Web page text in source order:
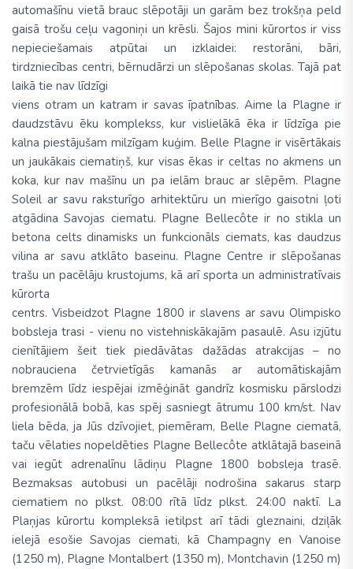
automašīnu vietā brauc slēpotāji un garām bez trokšņa peld
gaisā trošu ceļu vagoniņi un krēsli. Šajos mini kūrortos ir viss
nepieciešamais atpūtai un izklaidei: restorāni, bāri,
tirdzniecības centri, bērnudārzi un slēpošanas skolas. Tajā pat
laikā tie nav līdzīgi
viens otram un katram ir savas īpatnības. Aime la Plagne ir
daudzstāvu ēku komplekss, kur vislielākā ēka ir līdzīga pie
kalna piestājušam milzīgam kuģim. Belle Plagne ir visērtākais
un jaukākais ciematiņš, kur visas ēkas ir celtas no akmens un
koka, kur nav mašīnu un pa ielām brauc ar slēpēm. Plagne
Soleil ar savu raksturīgo arhitektūru un mierīgo gaisotni ļoti
atgādina Savojas ciematu. Plagne Bellecôte ir no stikla un
betona celts dinamisks un funkcionāls ciemats, kas daudzus
vilina ar savu atklāto baseinu. Plagne Centre ir slēpošanas
trašu un pacēlāju krustojums, kā arī sporta un administratīvais
kūrorta
centrs. Visbeidzot Plagne 1800 ir slavens ar savu Olimpisko
bobsleja trasi - vienu no vistehniskākajām pasaulē. Asu izjūtu
cienītājiem šeit tiek piedāvātas dažādas atrakcijas – no
nobrauciena četrvietīgās kamanās ar automātiskajām
bremzēm līdz iespējai izmēģināt gandrīz kosmisku pārslodzi
profesionālā bobā, kas spēj sasniegt ātrumu 100 km/st. Nav
liela bēda, ja Jūs dzīvojiet, piemēram, Belle Plagne ciematā,
taču vēlaties nopeldēties Plagne Bellecôte atklātajā baseinā
vai iegūt adrenalīnu lādiņu Plagne 1800 bobsleja trasē.
Bezmaksas autobusi un pacēlāji nodrošina sakarus starp
ciematiem no plkst. 08:00 rītā līdz plkst. 24:00 naktī. La
Plaņjas kūrortu kompleksā ietilpst arī tādi gleznaini, dziļāk
ielejā esošie Savojas ciemati, kā Champagny en Vanoise
(1250 m), Plagne Montalbert (1350 m), Montchavin (1250 m)